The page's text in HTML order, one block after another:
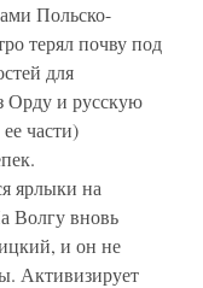
Польско-
терял почву под
для
Орду и русскую
части)
ярлыки на
Волгу вновь
и он не
Активизирует